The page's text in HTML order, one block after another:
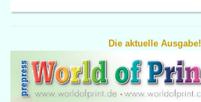
Die aktuelle Ausgabe!